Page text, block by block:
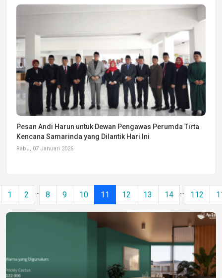
Pesan Andi Harun untuk Dewan Pengawas Perumda Tirta
Kencana Samarinda yang Dilantik Hari Ini
Rabu, 07 Januari 2026
1 2 ... 8 9 10 11 12 13 14 ... 112